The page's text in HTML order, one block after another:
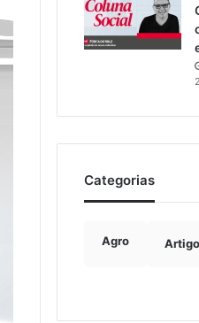
Categorias
Agro